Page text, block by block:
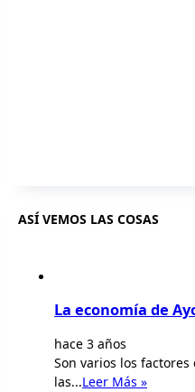
ASÍ VEMOS LAS COSAS
La economía de
hace 3 años
Son varios los
las...Leer Más »